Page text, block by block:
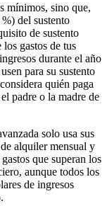
mínimos, sino que,
del sustento
de sustento
gastos de tus
durante el año
para su sustento
quién paga
padre o la madre de
solo usa sus
alquiler mensual y
que superan los
aunque todos los
de ingresos